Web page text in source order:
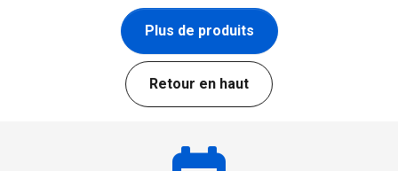
Plus de produits
Retour en haut